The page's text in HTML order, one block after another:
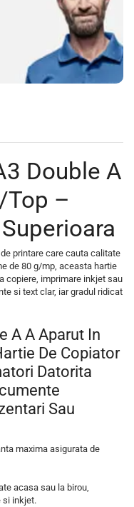
Double A
top –
printare care cauta calitate
de 80 g/mp, aceasta hartie
copiere, imprimare inkjet sau
si text clar, iar gradul ridicat
A A Aparut In
De Copiator
Datorita
Sau
maxima asigurata de
acasa sau la birou,
si inkjet.